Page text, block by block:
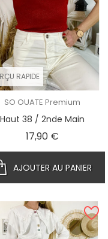
RAPIDE
SO OUATE Premium
Haut 38 / 2nde Main
17,90 €
AJOUTER AU PANIER